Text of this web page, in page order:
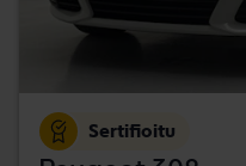
Sertifioitu